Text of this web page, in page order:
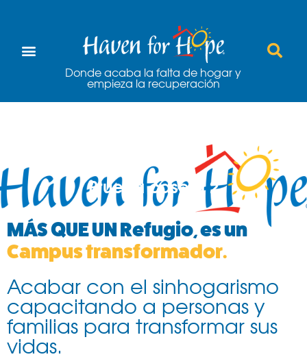
Donde acaba la falta de hogar y
empieza la recuperación
Prueba casera 2
MÁS QUE UN Refugio, es un
Campus transformador.
Acabar con el sinhogarismo
capacitando a personas y
familias para transformar sus
vidas.